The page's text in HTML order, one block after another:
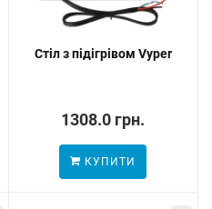
Стіл з підігрівом Vyper
1308.0 грн.
КУПИТИ